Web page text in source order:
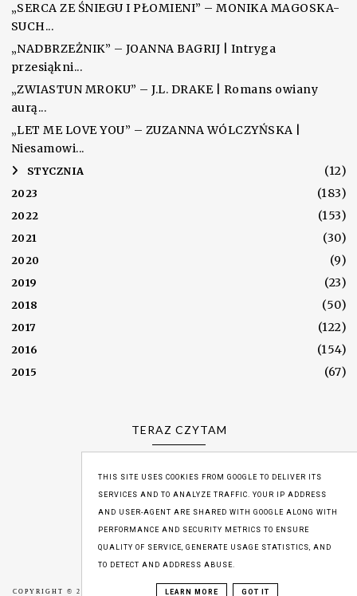
„SERCA ZE ŚNIEGU I PŁOMIENI” – MONIKA MAGOSKA-
SUCH...
„NADBRZEŻNIK” – JOANNA BAGRIJ | Intryga
przesiąkni...
„ZWIASTUN MROKU” – J.L. DRAKE | Romans owiany
aurą...
„LET ME LOVE YOU” – ZUZANNA WÓLCZYŃSKA |
Niesamowi...
► STYCZNIA (12)
2023 (183)
2022 (153)
2021 (30)
2020 (9)
2019 (23)
2018 (50)
2017 (122)
2016 (154)
2015 (67)
TERAZ CZYTAM
WYŚWIETLENIA
1,206,598
COPYRIGHT © 2016 MOZAIKA LITERACKA,
THIS SITE USES COOKIES FROM GOOGLE TO DELIVER ITS
SERVICES AND TO ANALYZE TRAFFIC. YOUR IP ADDRESS
AND USER-AGENT ARE SHARED WITH GOOGLE ALONG WITH
PERFORMANCE AND SECURITY METRICS TO ENSURE
QUALITY OF SERVICE, GENERATE USAGE STATISTICS, AND
TO DETECT AND ADDRESS ABUSE.
LEARN MORE GOT IT